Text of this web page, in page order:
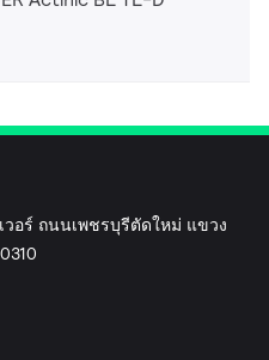
อร์ ถนนเพชรบุรีตัดใหม่ แขวง